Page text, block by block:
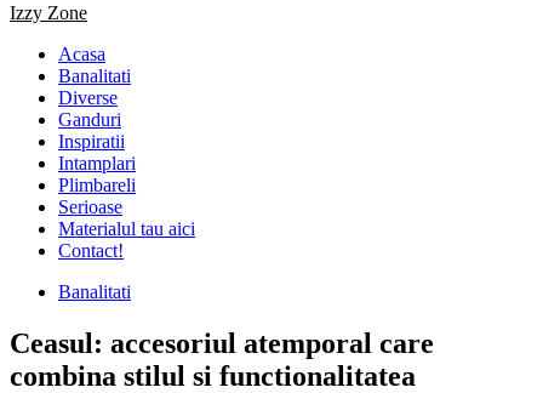
Primary
Izzy Zone
Acasa
Banalitati
Diverse
Ganduri
Inspiratii
Intamplari
Plimbareli
Serioase
Materialul tau aici
Contact!
Banalitati
Ceasul: accesoriul atemporal care
combina stilul si functionalitatea